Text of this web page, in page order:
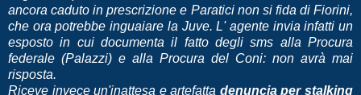
ancora caduto in prescrizione e Paratici non si fida di Fiorini,
che ora potrebbe inguaiare la Juve. L' agente invia infatti un
esposto in cui documenta il fatto degli sms alla Procura
federale (Palazzi) e alla Procura del Coni: non avrà mai
risposta.
Riceve invece un'inattesa e artefatta denuncia per stalking